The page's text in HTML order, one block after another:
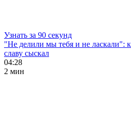
Узнать за 90 секунд
"Не делили мы тебя и не ласкали":
славу сыскал
04:28
2 мин